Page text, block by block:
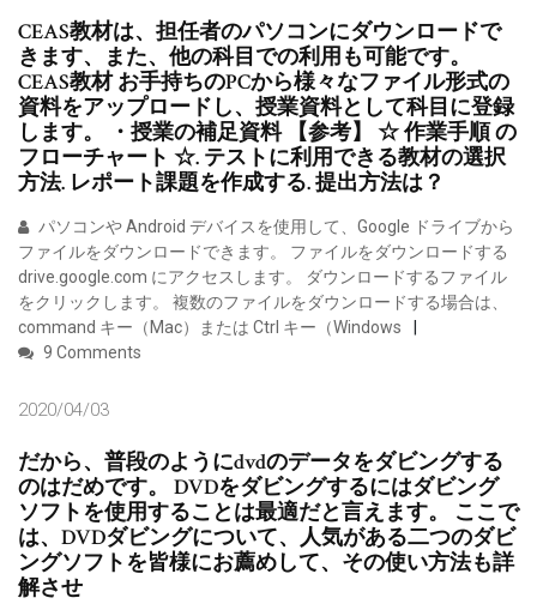
CEAS教材は、担任者のパソコンにダウンロードで
きます、また、他の科目での利用も可能です。
CEAS教材 お手持ちのPCから様々なファイル形式の
資料をアップロードし、授業資料として科目に登録
します。 ・授業の補足資料 【参考】 ☆ 作業手順 の
フローチャート ☆. テストに利用できる教材の選択
方法. レポート課題を作成する. 提出方法は？
パソコンや Android デバイスを使用して、Google ドライブから
ファイルをダウンロードできます。 ファイルをダウンロードする
drive.google.com にアクセスします。 ダウンロードするファイル
をクリックします。 複数のファイルをダウンロードする場合は、
command キー（Mac）または Ctrl キー（Windows
9 Comments
2020/04/03
だから、普段のようにdvdのデータをダビングする
のはだめです。 DVDをダビングするにはダビング
ソフトを使用することは最適だと言えます。 ここで
は、DVDダビングについて、人気がある二つのダビ
ングソフトを皆様にお薦めして、その使い方法も詳
解させ